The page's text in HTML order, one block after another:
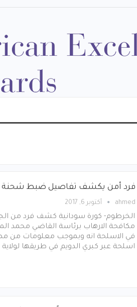
فرد أمن يكشف تفاصيل ضبط شحنة
ahmed أكتوبر 6, 2017
الخرطوم- كورة سودانية كشف فرد من
مكافحة الارهاب برئاسة القاضي محمد
في الاسلحة انه وبموجب معلومات من
اسلحة عبر كبري الدويم في طريقها